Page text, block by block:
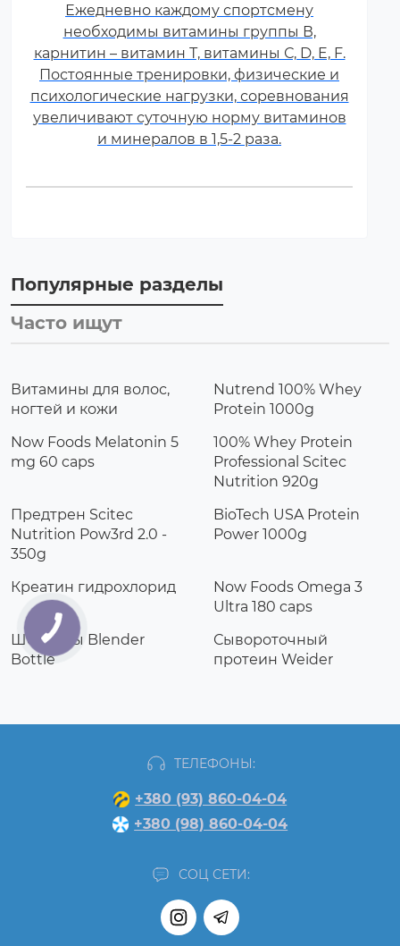
Ежедневно каждому спортсмену
необходимы витамины группы В,
карнитин – витамин Т, витамины С, D, E, F.
Постоянные тренировки, физические и
психологические нагрузки, соревнования
увеличивают суточную норму витаминов
и минералов в 1,5-2 раза.
Популярные разделы
Часто ищут
Витамины для волос,
ногтей и кожи
Nutrend 100% Whey
Protein 1000g
Now Foods Melatonin 5
mg 60 caps
100% Whey Protein
Professional Scitec
Nutrition 920g
Предтрен Scitec
Nutrition Pow3rd 2.0 -
350g
BioTech USA Protein
Power 1000g
Креатин гидрохлорид
Now Foods Omega 3
Ultra 180 caps
Шейкеры Blender
Bottle
Сывороточный
протеин Weider
ТЕЛЕФОНЫ:
+380 (93) 860-04-04
+380 (98) 860-04-04
СОЦ СЕТИ: